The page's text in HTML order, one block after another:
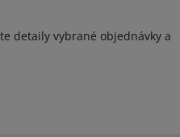
detaily vybrané objednávky a